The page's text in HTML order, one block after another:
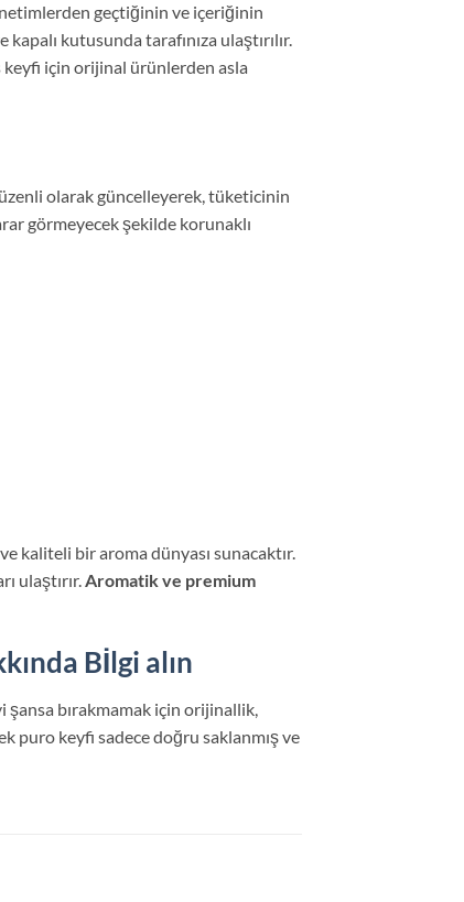
geçtiğinin ve içeriğinin
kutusunda tarafınıza ulaştırılır.
keyfi için orijinal ürünlerden asla
olarak güncelleyerek, tüketicinin
görmeyecek şekilde korunaklı
kaliteli bir aroma dünyası sunacaktır.
ulaştırır.Aromatik ve premium
Bİlgi alın
şansa bırakmamak için orijinallik,
puro keyfi sadece doğru saklanmış ve